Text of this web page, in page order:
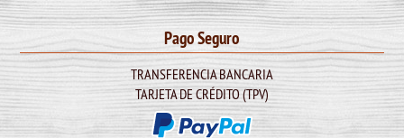
Pago Seguro
TRANSFERENCIA BANCARIA
TARJETA DE CRÉDITO (TPV)